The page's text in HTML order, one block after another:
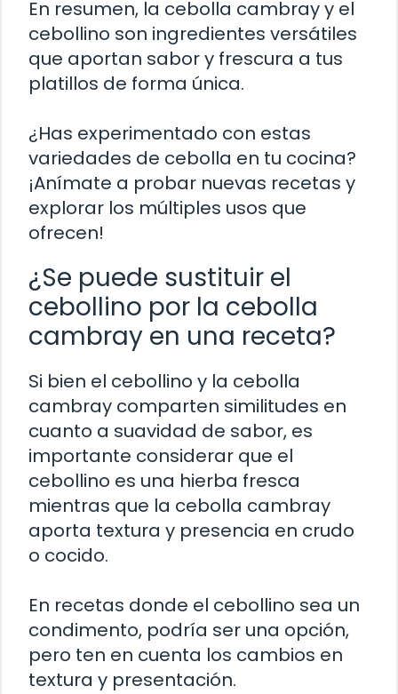
En resumen, la cebolla cambray y el
cebollino son ingredientes versátiles
que aportan sabor y frescura a tus
platillos de forma única.
¿Has experimentado con estas
variedades de cebolla en tu cocina?
¡Anímate a probar nuevas recetas y
explorar los múltiples usos que
ofrecen!
¿Se puede sustituir el
cebollino por la cebolla
cambray en una receta?
Si bien el cebollino y la cebolla
cambray comparten similitudes en
cuanto a suavidad de sabor, es
importante considerar que el
cebollino es una hierba fresca
mientras que la cebolla cambray
aporta textura y presencia en crudo
o cocido.
En recetas donde el cebollino sea un
condimento, podría ser una opción,
pero ten en cuenta los cambios en
textura y presentación.